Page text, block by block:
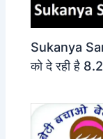
Sukanya
को दे रही है